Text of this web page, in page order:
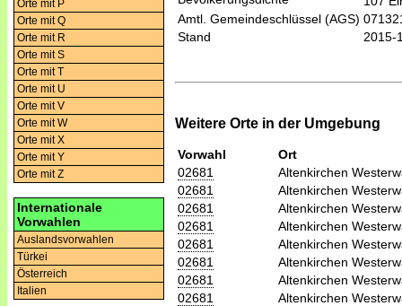
Orte mit P
Orte mit Q
Orte mit R
Orte mit S
Orte mit T
Orte mit U
Orte mit V
Orte mit W
Orte mit X
Orte mit Y
Orte mit Z
Internationale
Vorwahlen
Auslandsvorwahlen
Türkei
Österreich
Italien
Amtl. Gemeindeschlüssel (AGS)
Stand
2015-
Weitere Orte in der Umgebung
Vorwahl
Ort
02681
Altenkirchen
02681
Altenkirchen
02681
Altenkirchen
02681
Altenkirchen
02681
Altenkirchen
02681
Altenkirchen
02681
Altenkirchen
02681
Altenkirchen